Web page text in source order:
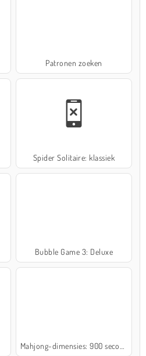
Patronen zoeken
Spider Solitaire: klassiek
Bubble Game 3: Deluxe